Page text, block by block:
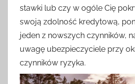
stawki lub czy w ogóle Cię
swoją zdolność kredytową,
jeden z nowszych czynników,
uwagę ubezpieczyciele przy
czynników ryzyka.